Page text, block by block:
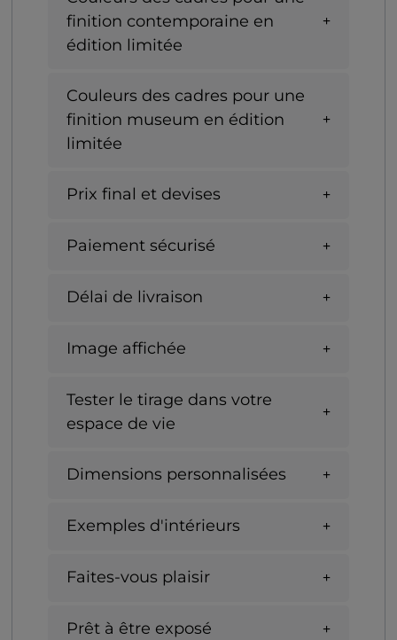
finition contemporaine en
édition limitée
Couleurs des cadres pour une
finition museum en édition
limitée
Prix final et devises
Paiement sécurisé
Délai de livraison
Image affichée
Tester le tirage dans votre
espace de vie
Dimensions personnalisées
Exemples d'intérieurs
Faites-vous plaisir
Prêt à être exposé